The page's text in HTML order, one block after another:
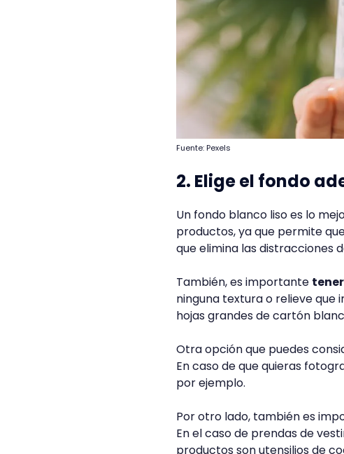
Fuente: Pexels
2. Elige el fondo
Un fondo blanco liso es lo
productos, ya que permite
que elimina las distracciones
También, es importante
ninguna textura o relieve que
hojas grandes de cartón
Otra opción que puedes
En caso de que quieras
por ejemplo.
Por otro lado, también es
En el caso de prendas de
productos son utensilios de